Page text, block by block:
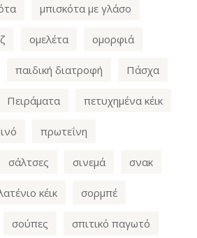
μπισκότα με γλάσο
ομελέτα ομορφιά
παιδική διατροφή Πάσχα
Πειράματα πετυχημένα κέικ
πρωτεΐνη
σάλτσες σινεμά σνακ
κέικ σορμπέ
σούπες σπιτικό παγωτό